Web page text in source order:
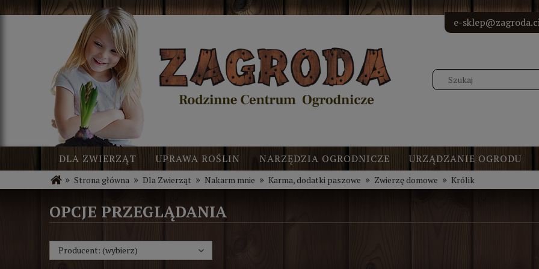
e-
DLA ZWIERZĄT UPRAWA ROŚLIN NARZĘDZIA OGRODNICZE URZĄDZANIE OGRODU
BLOG
NOWOŚCI
» Strona główna » Dla Zwierząt » Nakarm mnie » Karma, dodatki paszowe » Zwierzę domowe » Królik
OPCJE PRZEGLĄDANIA
Producent: (wybierz)
<!--
<!--
<!--
<!--